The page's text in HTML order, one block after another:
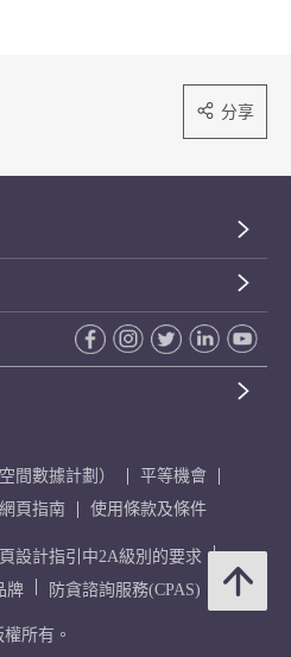
分享
間數據計劃）
平等機會
網頁指南 使用條款及條件
設計指引中2A級別的要求
牌 防貪諮詢服務(CPAS)
所有。